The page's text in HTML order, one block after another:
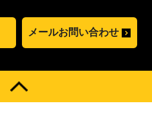
メールお問い合わせ